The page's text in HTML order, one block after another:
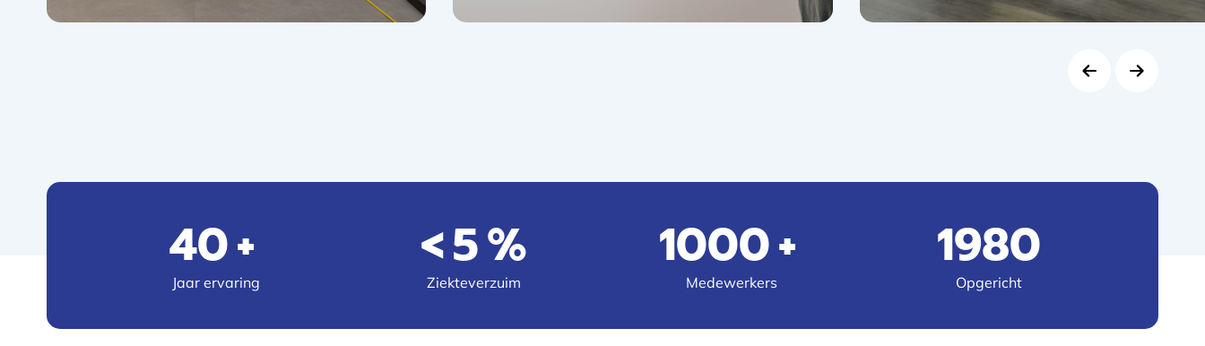
40+
Jaar ervaring
<5%
Ziekteverzuim
1000+
Medewerkers
1980
Opgericht